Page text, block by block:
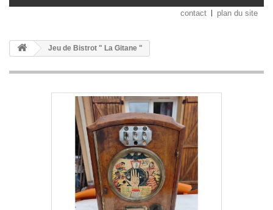
contact plan du site
Jeu de Bistrot " La Gitane "